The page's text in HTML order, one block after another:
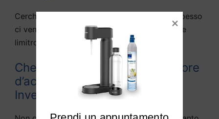
Cerchiamo di rispondere alle domande che spesso
ci vengono fatte da diversi utenti di Inverigo e
limitrofi:
Che differenza c’è tra depuratore
d’acqua e purificato d’acqua a
Inverigo?